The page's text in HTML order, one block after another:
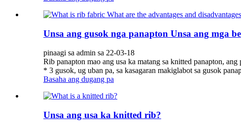
Unsa ang gusok nga panapton Unsa ang mga
pinaagi sa admin sa 22-03-18
Rib panapton mao ang usa ka matang sa knitted panapton,
* 3 gusok, ug uban pa, sa kasagaran makiglabot sa gusok
Basaha ang dugang pa
Unsa ang usa ka knitted rib?